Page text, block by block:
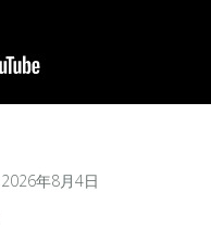
2026年8月4日